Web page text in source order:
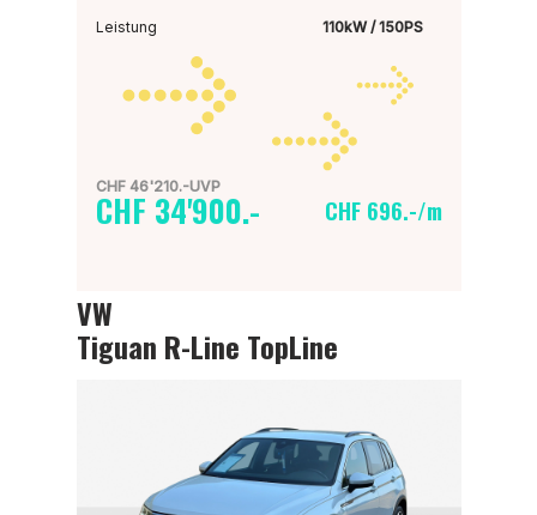
Leistung 110kW / 150PS
CHF 46'210.-UVP
CHF 34'900.- CHF 696.-/m
VW
Tiguan R-Line TopLine